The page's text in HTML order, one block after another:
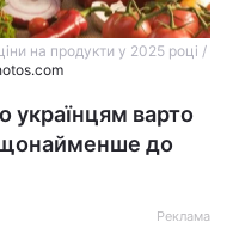
на продукти у 2025 році /
варто
щонайменше до
Реклама